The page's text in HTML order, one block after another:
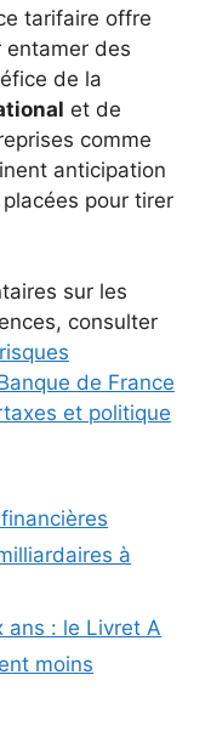
tarifaire offre
entamer des
de la
et de
comme
anticipation
pour tirer
sur les
consulter
risques
de France
et politique
à
ans : le Livret A
moins